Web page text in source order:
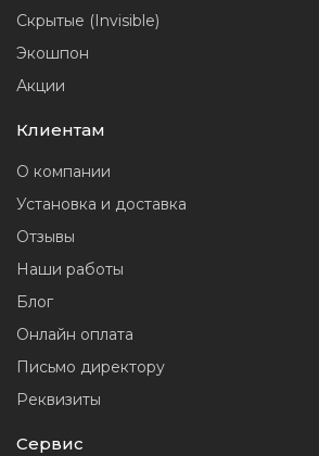
Скрытые (Invisible)
Экошпон
Акции
Клиентам
О компании
Установка и доставка
Отзывы
Наши работы
Блог
Онлайн оплата
Письмо директору
Реквизиты
Сервис